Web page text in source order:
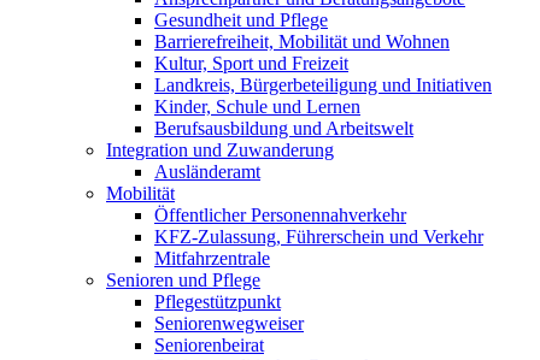
Gesundheit und Pflege
Barrierefreiheit, Mobilität und Wohnen
Kultur, Sport und Freizeit
Landkreis, Bürgerbeteiligung und Initiativen
Kinder, Schule und Lernen
Berufsausbildung und Arbeitswelt
Integration und Zuwanderung
Ausländeramt
Mobilität
Öffentlicher Personennahverkehr
KFZ-Zulassung, Führerschein und Verkehr
Mitfahrzentrale
Senioren und Pflege
Pflegestützpunkt
Seniorenwegweiser
Seniorenbeirat